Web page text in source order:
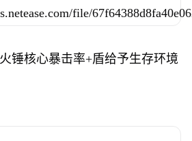
锤核心暴击率+盾给予生存环境